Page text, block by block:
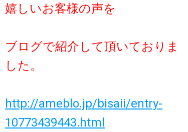
嬉しいお客様の声を
ブログで紹介して頂いておりま
した。
http://ameblo.jp/bisaii/entry-
10773439443.html